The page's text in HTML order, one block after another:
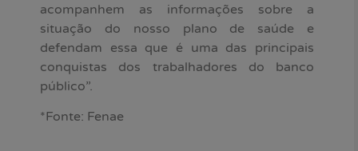
acompanhem as informações sobre a
situação do nosso plano de saúde e
defendam essa que é uma das principais
conquistas dos trabalhadores do banco
público”.
*Fonte: Fenae